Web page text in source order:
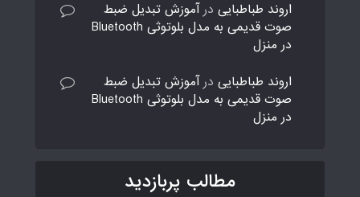
اروند طباطبایی درآموزش تبدیل ضبط
صوت قدیمی به مدل بلوتوثی Bluetooth
در منزل
اروند طباطبایی درآموزش تبدیل ضبط
صوت قدیمی به مدل بلوتوثی Bluetooth
در منزل
مطالب پربازدید